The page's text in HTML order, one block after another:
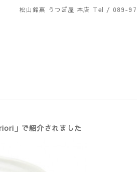
松山銘菓 うつぼ屋 本店 Tel / 089-
」で紹介されました